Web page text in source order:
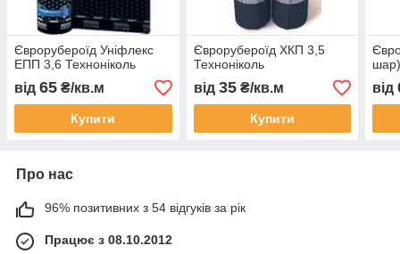
Єврорубероїд Уніфлекс
ЕПП 3,6 Техноніколь
від 65 ₴/кв.м
Купити
Єврорубероїд ХКП 3,5
Техноніколь
від 35₴/кв.м
Купити
від
Про нас
96% позитивних з 54 відгуків за рік
Працює з 08.10.2012